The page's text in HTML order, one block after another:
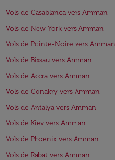
Vols de Casablanca vers Amman
Vols de New York vers Amman
Vols de Pointe-Noire vers Amman
Vols de Bissau vers Amman
Vols de Accra vers Amman
Vols de Conakry vers Amman
Vols de Antalya vers Amman
Vols de Kiev vers Amman
Vols de Phoenix vers Amman
Vols de Rabat vers Amman